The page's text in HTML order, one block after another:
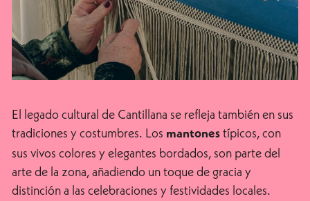
El legado cultural de Cantillana se refleja también en sus
tradiciones y costumbres. Los mantonestípicos, con
sus vivos colores y elegantes bordados, son parte del
arte de la zona, añadiendo un toque de gracia y
distinción a las celebraciones y festividades locales.